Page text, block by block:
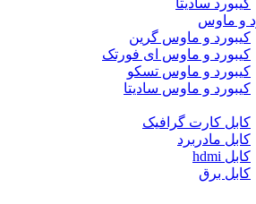
کیبورد سادیتا
و ماوس
کیبورد و ماوس گرین
کیبورد و ماوس ای فورتک
کیبورد و ماوس تسکو
کیبورد و ماوس سادیتا
کابل کارت گرافیک
کابل مادربرد
کابل hdmi
کابل برق